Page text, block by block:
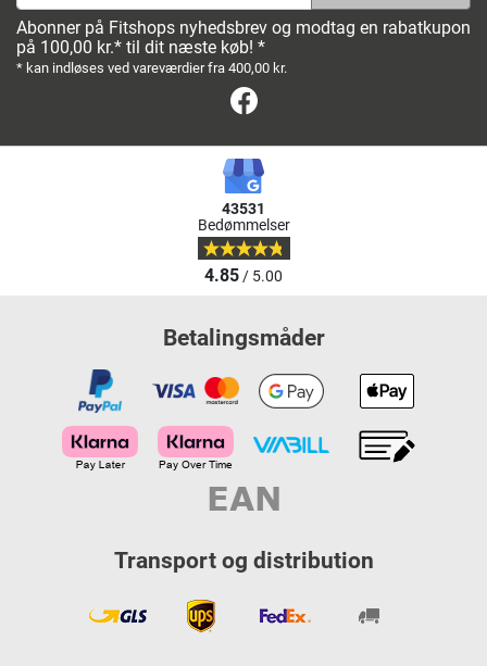
Abonner på Fitshops nyhedsbrev og modtag en rabatkupon
på 100,00 kr.* til dit næste køb! *
* kan indløses ved vareværdier fra 400,00 kr.
43531
Bedømmelser
4.85/ 5.00
Betalingsmåder
Transport og distribution